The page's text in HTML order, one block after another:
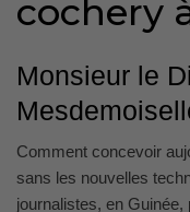
cochery
Monsieur le
Comment concevoir
sans les nouvelles
journalistes, en